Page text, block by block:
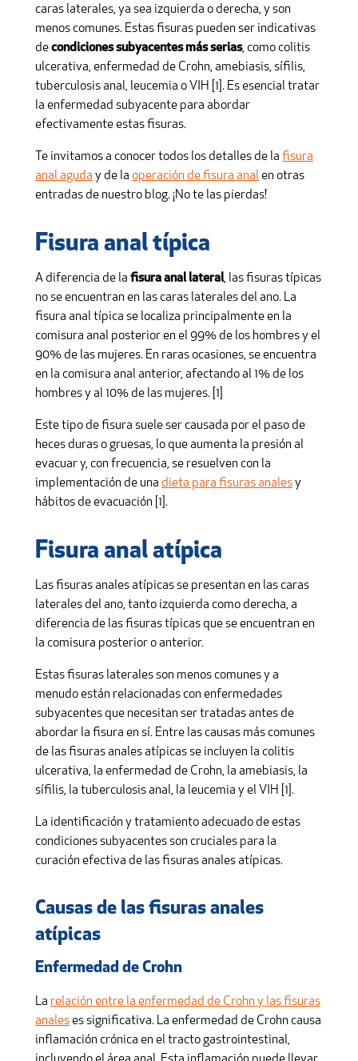
caras laterales, ya sea izquierda o derecha, y son
menos comunes. Estas fisuras pueden ser indicativas
decondiciones subyacentes más serias, como colitis
ulcerativa, enfermedad de Crohn, amebiasis, sífilis,
tuberculosis anal, leucemia o VIH [1]. Es esencial tratar
la enfermedad subyacente para abordar
efectivamente estas fisuras.
Te invitamos a conocer todos los detalles de la fisura
anal aguda y de la operación de fisura anal en otras
entradas de nuestro blog. ¡No te las pierdas!
Fisura anal típica
A diferencia de la fisura anal lateral, las fisuras típicas
no se encuentran en las caras laterales del ano. La
fisura anal típica se localiza principalmente en la
comisura anal posterior en el 99% de los hombres y el
90% de las mujeres. En raras ocasiones, se encuentra
en la comisura anal anterior, afectando al 1% de los
hombres y al 10% de las mujeres. [1]
Este tipo de fisura suele ser causada por el paso de
heces duras o gruesas, lo que aumenta la presión al
evacuar y, con frecuencia, se resuelven con la
implementación de una dieta para fisuras analesy
hábitos de evacuación [1].
Fisura anal atípica
Las fisuras anales atípicas se presentan en las caras
laterales del ano, tanto izquierda como derecha, a
diferencia de las fisuras típicas que se encuentran en
la comisura posterior o anterior.
Estas fisuras laterales son menos comunes y a
menudo están relacionadas con enfermedades
subyacentes que necesitan ser tratadas antes de
abordar la fisura en sí. Entre las causas más comunes
de las fisuras anales atípicas se incluyen la colitis
ulcerativa, la enfermedad de Crohn, la amebiasis, la
sífilis, la tuberculosis anal, la leucemia y el VIH [1].
La identificación y tratamiento adecuado de estas
condiciones subyacentes son cruciales para la
curación efectiva de las fisuras anales atípicas.
Causas de las fisuras anales
atípicas
Enfermedad de Crohn
La relación entre la enfermedad de Crohn y las fisuras
analeses significativa. La enfermedad de Crohn causa
inflamación crónica en el tracto gastrointestinal,